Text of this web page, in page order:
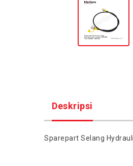
Deskripsi
Sparepart Selang